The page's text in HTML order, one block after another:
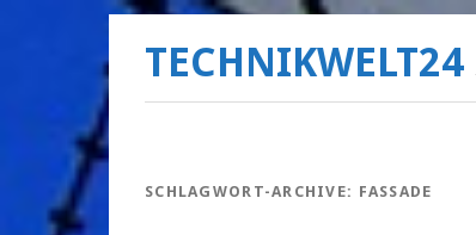
TECHNIKWELT24
SCHLAGWORT-ARCHIVE: FASSADE